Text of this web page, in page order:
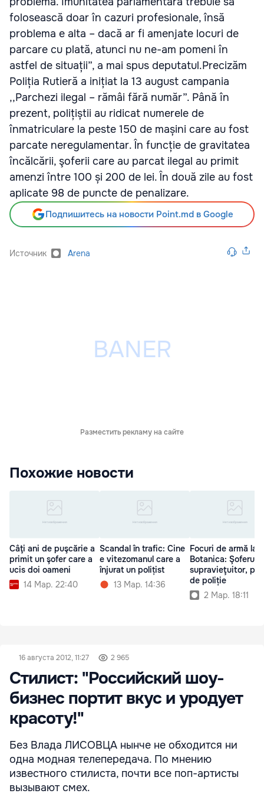
folosească doar în cazuri profesionale, însă
problema e alta – dacă ar fi amenjate locuri de
parcare cu plată, atunci nu ne-am pomeni în
astfel de situații”, a mai spus deputatul.Precizăm
Poliția Rutieră a inițiat la 13 august campania
,,Parchezi ilegal – rămâi fără număr”. Până în
prezent, polițiștii au ridicat numerele de
înmatriculare la peste 150 de mașini care au fost
parcate neregulamentar. În funcție de gravitatea
încălcării, şoferii care au parcat ilegal au primit
amenzi între 100 și 200 de lei. În două zile au fost
aplicate 98 de puncte de penalizare.
Подпишитесь на новости Point.md в Google
Источник Arena
Разместить рекламу на сайте
Похожие новости
Câţi ani de puşcărie a
primit un şofer care a
ucis doi oameni
14 Мар. 22:40
Scandal în trafic: Cine
e vitezomanul care a
înjurat un polițist
13 Мар. 14:36
Focuri de armă la
Botanica: Şoferul
supravieţuitor,
de poliție
2 Мар. 18:11
16 августа 2012, 11:27 2 965
Стилист: "Российский шоу-
бизнес портит вкус и уродует
красоту!"
Без Влада ЛИСОВЦА нынче не обходится ни
одна модная телепередача. По мнению
известного стилиста, почти все поп-артисты
вызывают смех.